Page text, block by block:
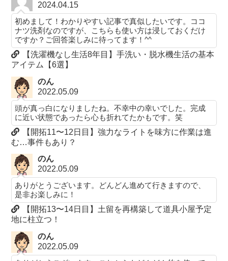
2024.04.15
初めまして！わかりやすい記事で真似したいです。ココ
ナツ洗剤なのですが、こちらも使い方は浸しておくだけ
ですか？ご回答楽しみに待ってます！^^
【洗濯機なし生活8年目】手洗い・脱水機生活の基本
アイテム【6選】
のん
2022.05.09
頭が真っ白になりましたね。不幸中の幸いでした。完成
に近い状態であったら心も折れてたかもです。笑
【開拓11〜12日目】強力なライトを味方に作業は進
む…事件もあり？
のん
2022.05.09
ありがとうございます。どんどん進めて行きますので、
是非お楽しみに！
【開拓13〜14日目】土留を再構築して道具小屋予定
地に柱立つ！
のん
2022.05.09